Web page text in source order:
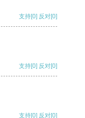
支持[0] 反对[0]
支持[0] 反对[0]
支持[0] 反对[0]